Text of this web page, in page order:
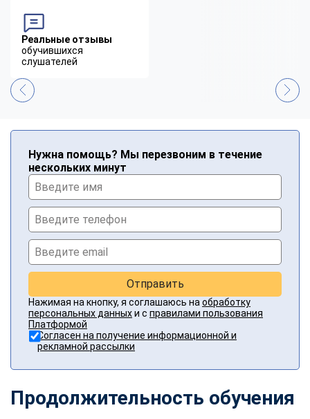
Реальные отзывы
обучившихся
слушателей
Нужна помощь? Мы перезвоним в течение
нескольких минут
Отправить
Нажимая на кнопку, я соглашаюсь на обработку
персональных данныхи с правилами пользования
Платформой
Согласен на получение информационной и
рекламной рассылки
Продолжительность обучения